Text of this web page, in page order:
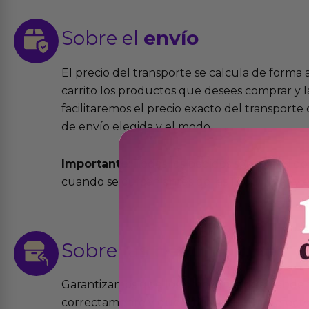
Sobre el envío
El precio del transporte se calcula de forma
carrito los productos que desees comprar y
facilitaremos el precio exacto del transporte
de envío elegida y el modo.
Importante:
Todos los pedidos son
cuando se cursen antes de las 13:00 horas y
Sobre las devoluciones
Garantizamos que los productos que
correctamente y que si tienen algún defecto